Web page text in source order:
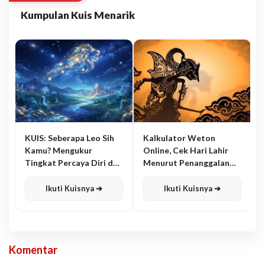
Kumpulan Kuis Menarik
KUIS: Seberapa Leo Sih
Kamu? Mengukur
Tingkat Percaya Diri dan
Ikuti Kuisnya ➔
Kalkulator Weton
Online, Cek Hari Lahir
Menurut Penanggalan
Ikuti Kuisnya ➔
Komentar